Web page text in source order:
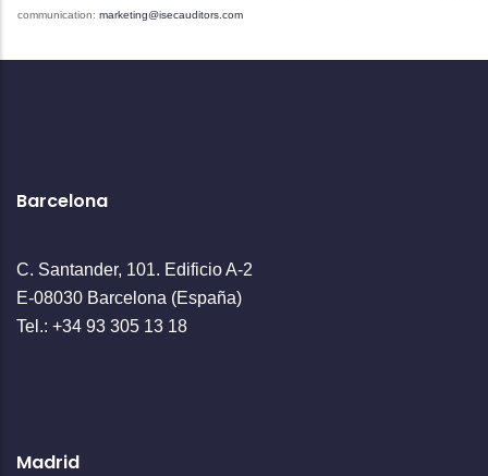
communication: marketing@isecauditors.com
Barcelona
C. Santander, 101. Edificio A-2
E-08030 Barcelona (España)
Tel.: +34 93 305 13 18
Madrid